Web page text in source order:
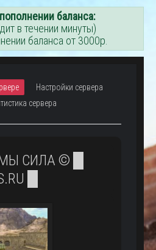
баланса:
в течении минуты)
баланса от 3000р.
Настройки сервера
сервера
СИЛА © █
█